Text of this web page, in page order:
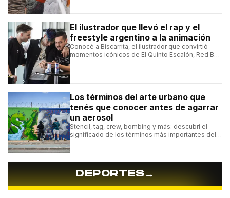
El ilustrador que llevó el rap y el
freestyle argentino a la animación
Conocé a Biscarrita, el ilustrador que convirtió
momentos icónicos de El Quinto Escalón, Red Bull
Los términos del arte urbano que
tenés que conocer antes de agarrar
un aerosol
Stencil, tag, crew, bombing y más: descubrí el
significado de los términos más importantes del
DEPORTES→